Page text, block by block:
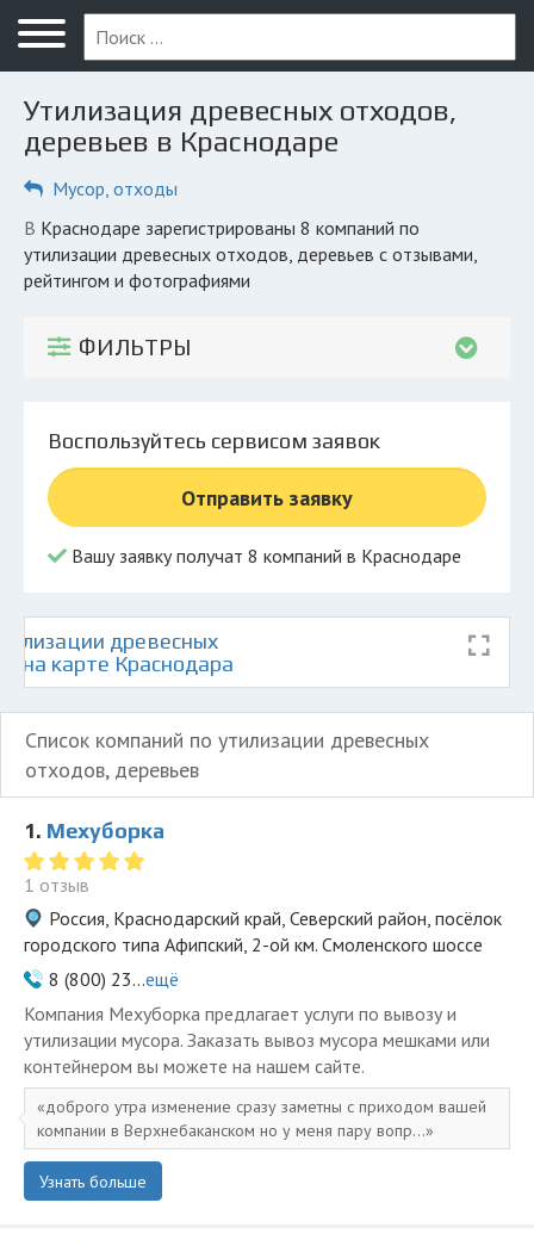
Меню
Главная
Вопрос юристу
Компании
КОМПАНИЯМ
© 2026 Все права защищены
Утилизация древесных отходов,
деревьев в Краснодаре
Мусор, отходы
в Краснодаре зарегистрированы 8 компаний по
утилизации древесных отходов, деревьев с отзывами,
рейтингом и фотографиями
ФИЛЬТРЫ
Воспользуйтесь сервисом заявок
Отправить заявку
Вашу заявку получат 8 компаний в Краснодаре
древесных
на карте Краснодара
Список компаний по утилизации древесных
отходов, деревьев
1. Мехуборка
1 отзыв
Россия, Краснодарский край, Северский район, посёлок
городского типа Афипский, 2-ой км. Смоленского шоссе
8 (800) 23...ещё
Компания Мехуборка предлагает услуги по вывозу и
утилизации мусора. Заказать вывоз мусора мешками или
контейнером вы можете на нашем сайте.
доброго утра изменение сразу заметны с приходом вашей
компании в Верхнебаканском но у меня пару вопр...
Узнать больше